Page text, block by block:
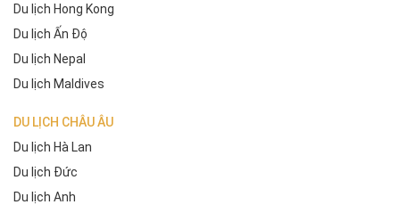
Du lịch Hong Kong
Du lịch Ấn Độ
Du lịch Nepal
Du lịch Maldives
DU LỊCH CHÂU ÂU
Du lịch Hà Lan
Du lịch Đức
Du lịch Anh